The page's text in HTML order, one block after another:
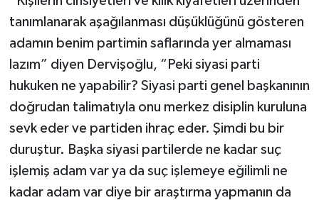
tanımlanarak aşağılanması düşüklüğünü gösteren
adamın benim partimin saflarında yer almaması
lazım” diyen Dervişoğlu, “Peki siyasi parti
hukuken ne yapabilir? Siyasi parti genel başkanının
doğrudan talimatıyla onu merkez disiplin kuruluna
sevk eder ve partiden ihraç eder. Şimdi bu bir
duruştur. Başka siyasi partilerde ne kadar suç
işlemiş adam var ya da suç işlemeye eğilimli ne
kadar adam var diye bir araştırma yapmanın da